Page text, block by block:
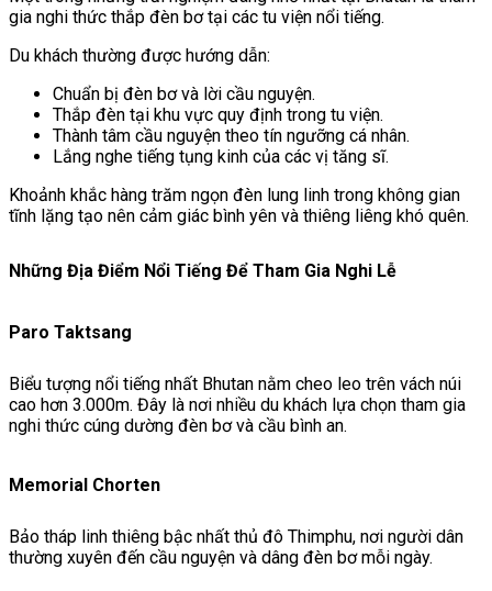
gia nghi thức thắp đèn bơ tại các tu viện nổi tiếng.
Du khách thường được hướng dẫn:
Chuẩn bị đèn bơ và lời cầu nguyện.
Thắp đèn tại khu vực quy định trong tu viện.
Thành tâm cầu nguyện theo tín ngưỡng cá nhân.
Lắng nghe tiếng tụng kinh của các vị tăng sĩ.
Khoảnh khắc hàng trăm ngọn đèn lung linh trong không gian
tĩnh lặng tạo nên cảm giác bình yên và thiêng liêng khó quên.
Những Địa Điểm Nổi Tiếng Để Tham Gia Nghi Lễ
Paro Taktsang
Biểu tượng nổi tiếng nhất Bhutan nằm cheo leo trên vách núi
cao hơn 3.000m. Đây là nơi nhiều du khách lựa chọn tham gia
nghi thức cúng dường đèn bơ và cầu bình an.
Memorial Chorten
Bảo tháp linh thiêng bậc nhất thủ đô Thimphu, nơi người dân
thường xuyên đến cầu nguyện và dâng đèn bơ mỗi ngày.